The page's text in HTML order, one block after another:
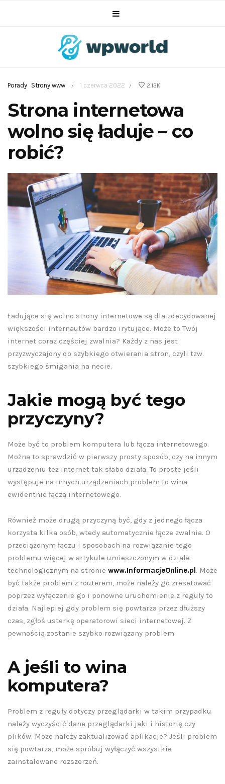
ulepszyć E-
T na stronie
11 czerwca 2026
CZYTAJ DALEJ
stronie
CZYTAJ DALEJ
Porady Strony www / 1 czerwca 2022 / 2.13K
Strona internetowa
wolno się ładuje – co
robić?
Ładujące się wolno strony internetowe są dla zdecydowanej
większości internautów bardzo irytujące. Może to Twój
internet coraz częściej zwalnia? Każdy z nas jest
przyzwyczajony do szybkiego otwierania stron, czyli tzw.
szybkiego śmigania na necie.
Jakie mogą być tego
przyczyny?
Może być to problem komputera lub łącza internetowego.
Można to sprawdzić w pierwszy prosty sposób, czy na innym
urządzeniu też internet tak słabo działa. To proste jeśli
występuje na innych urządzeniach problem to wina
ewidentnie łącza internetowego.
Również może drugą przyczyną być, gdy z jednego łącza
korzysta kilka osób, wtedy automatycznie łącze zwalnia. O
przeciążonym łączu i sposobach na rozwiązanie tego
problemu więcej w artykule umieszczonym w dziale
technologicznym na stronie www.InformacjeOnline.pl. Może
być także problem z routerem, może należy go zresetować
poprzez wyłączenie go i ponowne uruchomienie z reguły to
działa. Najlepiej gdy problem się powtarza przez dłuższy
czas, zgłoś usterkę operatorowi sieci internetowej. Z
pewnością zostanie szybko rozwiązany problem.
A jeśli to wina
komputera?
Problem z reguły dotyczy przeglądarki w takim przypadku
należy wyczyścić dane przeglądarki jaki i historię czy
plików. Może należy zaktualizować aplikacje? Jeśli problem
się powtarza, może spróbuj wyłączyć wszystkie
zainstalowane rozszerzeń.